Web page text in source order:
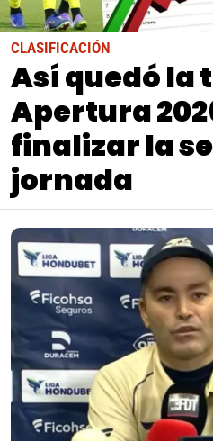
CLASIFICACIÓN
Así quedó la
Apertura
finalizar la
jornada